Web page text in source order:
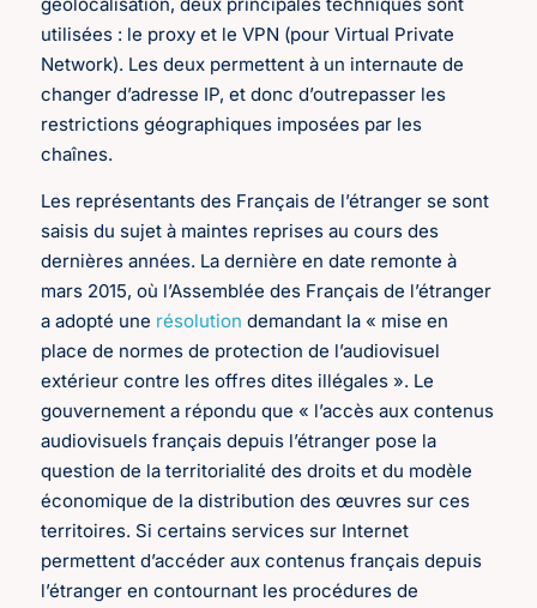
utilisées : le proxy et le VPN (pour Virtual Private
Network). Les deux permettent à un internaute de
changer d’adresse IP, et donc d’outrepasser les
restrictions géographiques imposées par les
chaînes.
Les représentants des Français de l’étranger se sont
saisis du sujet à maintes reprises au cours des
dernières années. La dernière en date remonte à
mars 2015, où l’Assemblée des Français de l’étranger
a adopté une résolution demandant la « mise en
place de normes de protection de l’audiovisuel
extérieur contre les offres dites illégales ». Le
gouvernement a répondu que « l’accès aux contenus
audiovisuels français depuis l’étranger pose la
question de la territorialité des droits et du modèle
économique de la distribution des œuvres sur ces
territoires. Si certains services sur Internet
permettent d’accéder aux contenus français depuis
l’étranger en contournant les procédures de